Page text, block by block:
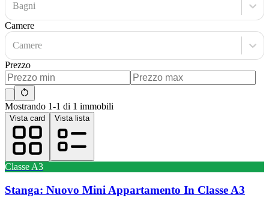
Bagni
Camere
Camere
Prezzo
Mostrando 1-1 di 1 immobili
Vista card Vista lista
Classe A3
Stanga: Nuovo Mini Appartamento In Classe A3